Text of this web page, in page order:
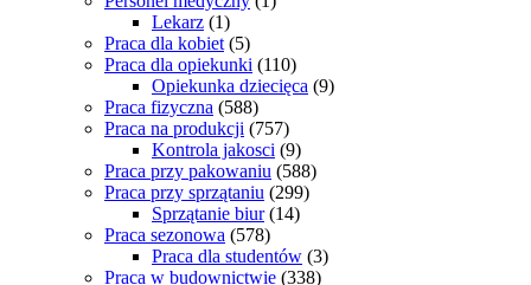
Lekarz (1)
Praca dla kobiet (5)
Praca dla opiekunki (110)
Opiekunka dziecięca (9)
Praca fizyczna (588)
Praca na produkcji (757)
Kontrola jakosci (9)
Praca przy pakowaniu (588)
Praca przy sprzątaniu (299)
Sprzątanie biur (14)
Praca sezonowa (578)
Praca dla studentów (3)
Praca w budownictwie (338)